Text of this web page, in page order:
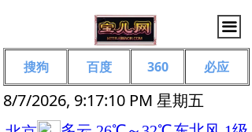
끀
8/7/2026, 9:17:10 PM 星期五
搜狗 百度 360 必应